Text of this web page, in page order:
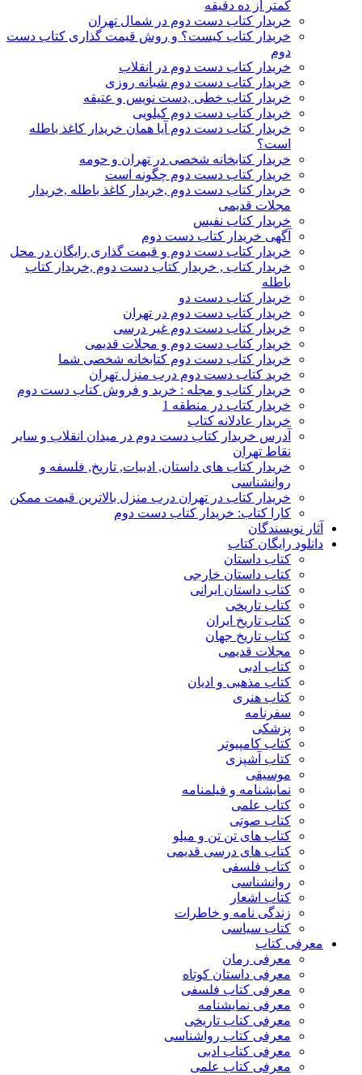
کمتر از ده دقیقه
خریدار کتاب دست دوم در شمال تهران
خریدار کتاب کیست؟ و روش قیمت گذاری کتاب دست
دوم
خریدار کتاب دست دوم در انقلاب
خریدار کتاب دست دوم شبانه روزی
خریدار کتاب خطی ,دست نویس و عتیقه
خریدار کتاب دست دوم کیلویی
خریدار کتاب دست دوم آیا همان خریدار کاغذ باطله
است؟
خریدار کتابخانه شخصی در تهران و حومه
خریدار کتاب دست دوم چگونه است
خریدار کتاب دست دوم ,خریدار کاغذ باطله ,خریدار
مجلات قدیمی
خریدار کتاب نفیس
آگهی خریدار کتاب دست دوم
خریدار کتاب دست دوم و قیمت گذاری رایگان در محل
خریدار کتاب , خریدار کتاب دست دوم ,خریدار کتاب
باطله
خریدار کتاب دست دو
خریدار کتاب دست دوم در تهران
خریدار کتاب دست دوم غیر درسی
خریدار کتاب دست دوم و مجلات قدیمی
خریدار کتاب دست دوم کتابخانه شخصی شما
خرید کتاب دست دوم درب منزل تهران
خریدار کتاب و مجله : خرید و فروش کتاب دست دوم
خریدار کتاب در منطقه 1
خریدار عادلانه کتاب
آدرس خریدار کتاب دست دوم در میدان انقلاب و سایر
نقاط تهران
خریدار کتاب های داستان, ادبیات, تاریخ, فلسفه و
روانشناسی
خریدار کتاب در تهران درب منزل بالاترین قیمت ممکن
کارا کتاب: خریدار کتاب دست دوم
آثار نویسندگان
دانلود رایگان کتاب
کتاب داستان
کتاب داستان خارجی
کتاب داستان ایرانی
کتاب تاریخی
کتاب تاریخ ایران
کتاب تاریخ جهان
مجلات قدیمی
کتاب ادبی
کتاب مذهبی و ادیان
کتاب هنری
سفرنامه
پزشکی
کتاب کامپیوتر
کتاب آشپزی
موسیقی
نمایشنامه و فیلمنامه
کتاب علمی
کتاب صوتی
کتاب های تن تن و میلو
کتاب های درسی قدیمی
کتاب فلسفی
روانشناسی
کتاب اشعار
زندگی نامه و خاطرات
کتاب سیاسی
معرفی کتاب
معرفی رمان
معرفی داستان کوتاه
معرفی کتاب فلسفی
معرفی نمایشنامه
معرفی کتاب تاریخی
معرفی کتاب رواشناسی
معرفی کتاب ادبی
معرفی کتاب علمی